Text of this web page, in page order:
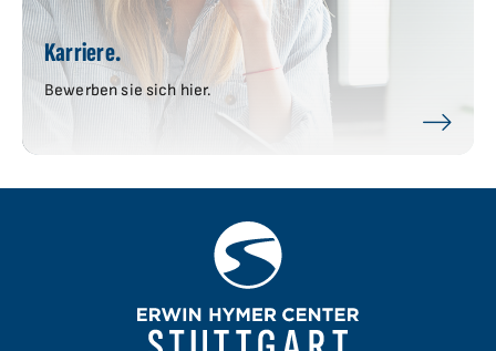
Karriere.
Bewerben sie sich hier.